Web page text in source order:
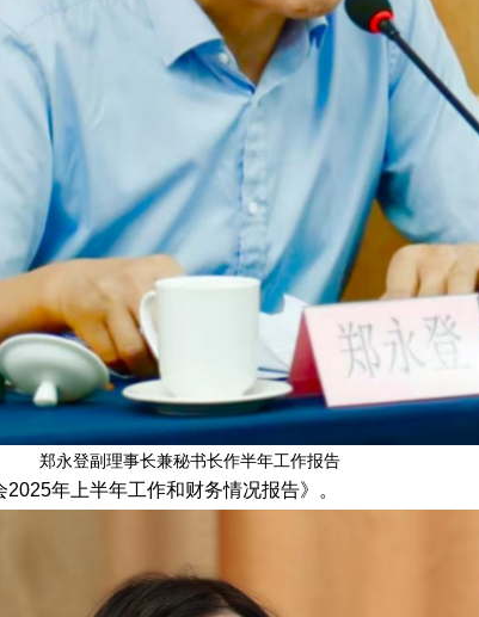
郑永登副理事长兼秘书长作半年工作报告
年上半年工作和财务情况报告》。